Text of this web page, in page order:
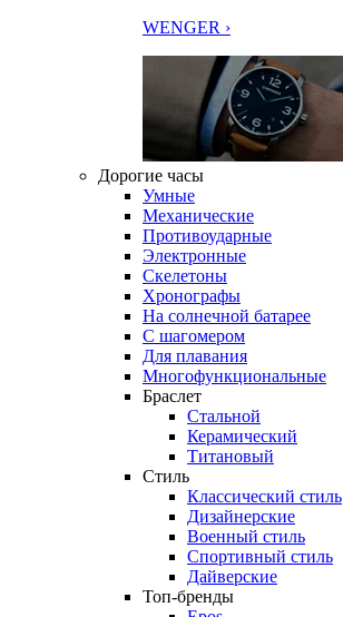
WENGER ›
Дорогие часы
Умные
Механические
Противоударные
Электронные
Скелетоны
Хронографы
На солнечной батарее
С шагомером
Для плавания
Многофункциональные
Браслет
Стальной
Керамический
Титановый
Стиль
Классический стиль
Дизайнерские
Военный стиль
Спортивный стиль
Дайверские
Топ-бренды